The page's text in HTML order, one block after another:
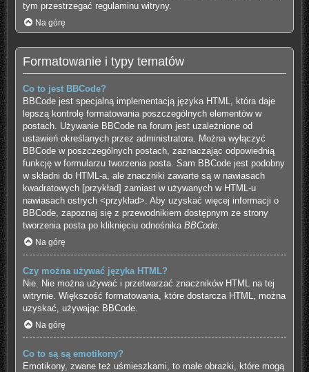
tym przestrzegać regulaminu witryny.
Na górę
Formatowanie i typy tematów
Co to jest BBCode?
BBCode jest specjalną implementacją języka HTML, która daje
lepszą kontrolę formatowania poszczególnych elementów w
postach. Używanie BBCode na forum jest uzależnione od
ustawień określanych przez administratora. Można wyłączyć
BBCode w poszczególnych postach, zaznaczając odpowiednią
funkcję w formularzu tworzenia posta. Sam BBCode jest podobny
w składni do HTML-a, ale znaczniki zawarte są w nawiasach
kwadratowych [przykład] zamiast w używanych w HTML-u
nawiasach ostrych <przykład>. Aby uzyskać więcej informacji o
BBCode, zapoznaj się z przewodnikiem dostępnym ze strony
tworzenia posta po kliknięciu odnośnika BBCode.
Na górę
Czy można używać języka HTML?
Nie. Nie można używać i przetwarzać znaczników HTML na tej
witrynie. Większość formatowania, które dostarcza HTML, można
uzyskać, używając BBCode.
Na górę
Co to są są emotikony?
Emotikony, zwane też uśmieszkami, to małe obrazki, które mogą